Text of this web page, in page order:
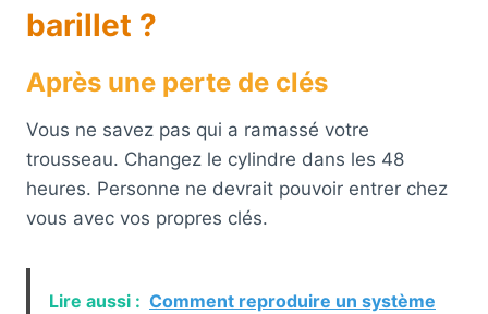
barillet ?
Après une perte de clés
Vous ne savez pas qui a ramassé votre
trousseau. Changez le cylindre dans les 48
heures. Personne ne devrait pouvoir entrer chez
vous avec vos propres clés.
Lire aussi : Comment reproduire un système